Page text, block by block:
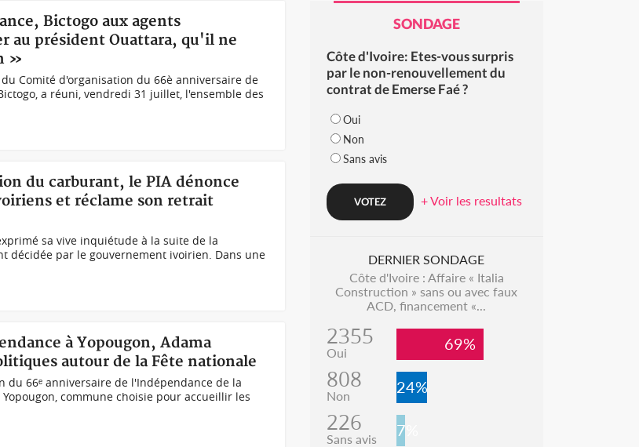
Bictogo aux agents
au président Ouattara, qu'il ne
»
Comité d'organisation du 66è anniversaire de
a réuni, vendredi 31 juillet, l'ensemble des
du carburant, le PIA dénonce
et réclame son retrait
sa vive inquiétude à la suite de la
décidée par le gouvernement ivoirien. Dans une
à Yopougon, Adama
autour de la Fête nationale
du 66ᵉ anniversaire de l'Indépendance de la
commune choisie pour accueillir les
SONDAGE
Côte d'Ivoire: Etes-vous surpris
par le non-renouvellement du
contrat de Emerse Faé ?
Oui
Non
Sans avis
+ Voir les resultats
DERNIER SONDAGE
Côte d'Ivoire : Affaire « Italia
Construction » sans ou avec faux
ACD, financement «...
2355
Oui 69%
808
Non 24%
226
Sans avis 7%